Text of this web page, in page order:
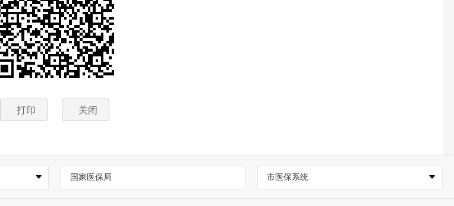
打印 关闭
国家医保局 市医保系统